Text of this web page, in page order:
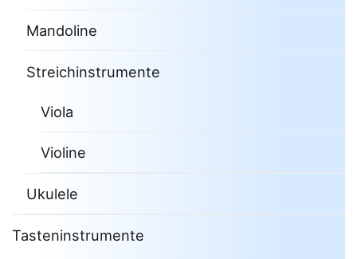
Mandoline
Streichinstrumente
Viola
Violine
Ukulele
Tasteninstrumente